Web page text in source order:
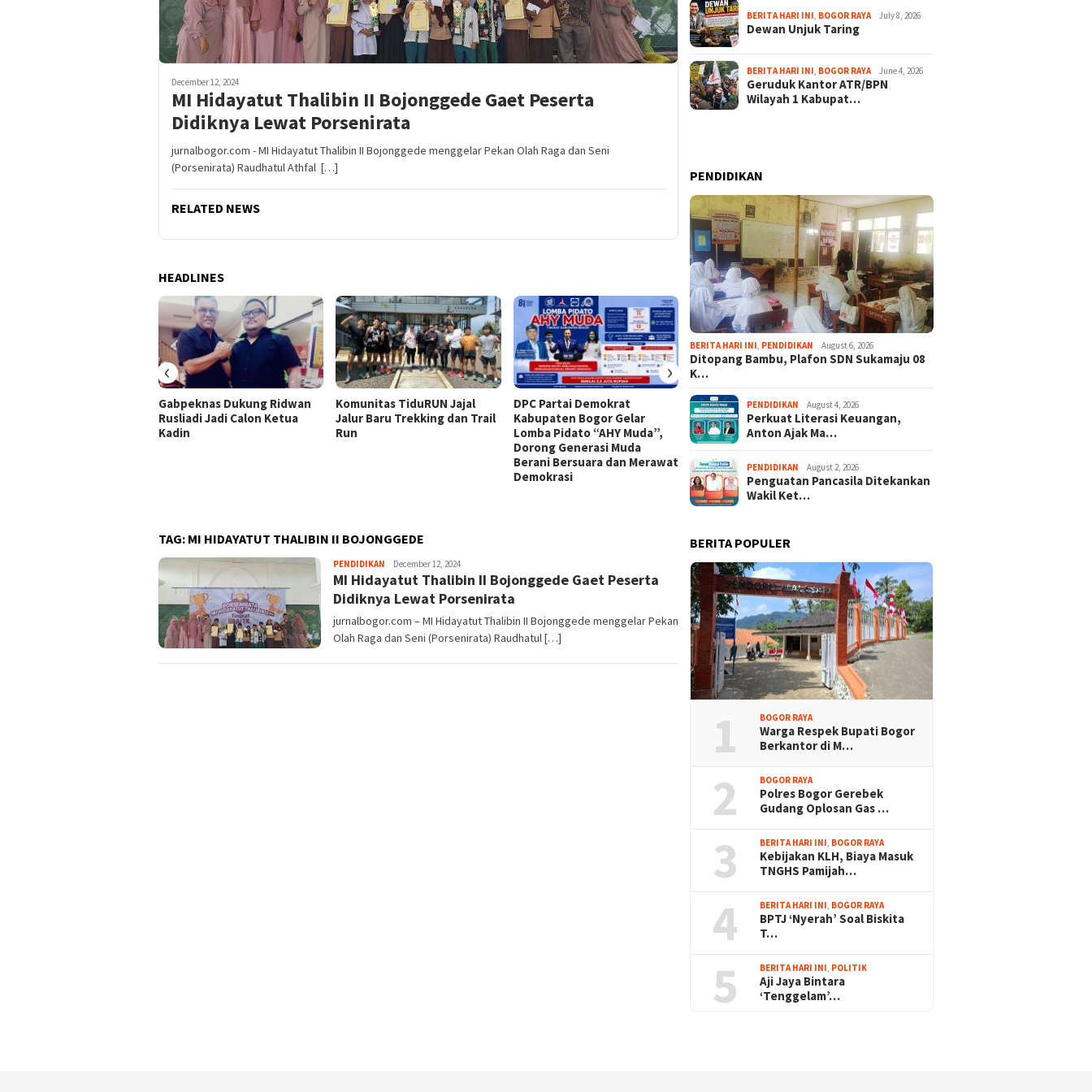
December 12, 2024
MI Hidayatut Thalibin II Bojonggede Gaet Peserta
Didiknya Lewat Porsenirata
jurnalbogor.com - MI Hidayatut Thalibin II Bojonggede menggelar Pekan Olah Raga dan Seni
(Porsenirata) Raudhatul Athfal […]
RELATED NEWS
HEADLINES
Gabpeknas Dukung Ridwan
Rusliadi Jadi Calon Ketua
Kadin
Komunitas TiduRUN Jajal
Jalur Baru Trekking dan Trail
Run
DPC Partai Demokrat
Kabupaten Bogor Gelar
Lomba Pidato “AHY Muda”,
Dorong Generasi Muda
Berani Bersuara dan Merawat
Demokrasi
Lomba Rakyat Demokrat
Kabupaten Bogor Hadirkan
Kompetisi Lintas Generasi,
Uji Kekompakan dan Strategi
Tim
Kabupaten Bogor Tembus
‹ ›
TAG: MI HIDAYATUT THALIBIN II BOJONGGEDE
PENDIDIKAN Sayyev
December 12, 2024
MI Hidayatut Thalibin II Bojonggede Gaet Peserta
Didiknya Lewat Porsenirata
jurnalbogor.com – MI Hidayatut Thalibin II Bojonggede menggelar Pekan
Olah Raga dan Seni (Porsenirata) Raudhatul […]
BERITA HARI INI BOGOR RAYA July 8, 2026
Dewan Unjuk Taring
BERITA HARI INI BOGOR RAYA June 4, 2026
Geruduk Kantor ATR/BPN
Wilayah 1 Kabupat…
PENDIDIKAN
BERITA HARI INI PENDIDIKAN August 6, 2026
Ditopang Bambu, Plafon SDN Sukamaju 08
K…
PENDIDIKAN August 4, 2026
Perkuat Literasi Keuangan,
Anton Ajak Ma…
PENDIDIKAN August 2, 2026
Penguatan Pancasila Ditekankan
Wakil Ket…
BERITA POPULER
1 BOGOR RAYA
Warga Respek Bupati Bogor
Berkantor di M…
2 BOGOR RAYA
Polres Bogor Gerebek
Gudang Oplosan Gas …
3 BERITA HARI INI, BOGOR RAYA
Kebijakan KLH, Biaya Masuk
TNGHS Pamijah…
4 BERITA HARI INI, BOGOR RAYA
BPTJ ‘Nyerah’ Soal Biskita
T…
5 BERITA HARI INI, POLITIK
Aji Jaya Bintara
‘Tenggelam’…